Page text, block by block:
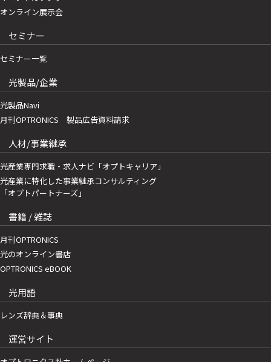
オンライン展示会
セミナー
セミナー一覧
光製品/企業
光製品Navi
月刊OPTRONICS 製品広告資料請求
人材/事業継承
光産業専門求職・求人ナビ「オプトキャリア」
光産業に特化した事業継承コンサルティング
「オプトパートナーズ」
書籍 / 雑誌
月刊OPTRONICS
光のオンライン書店
OPTRONICS eBOOK
光用語
レンズ辞典＆事典
運営サイト